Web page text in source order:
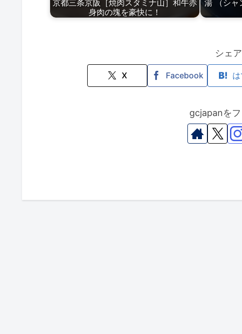
京都三条京阪［焼肉スタミナ山］和牛赤
身肉の塊を豪快に！
湯 （シャ
シェ
X Facebook
gcjapanを